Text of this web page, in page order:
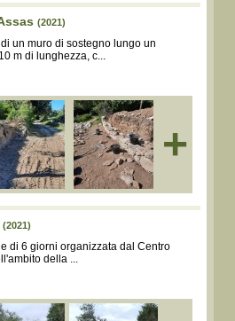
(2021)
un muro di sostegno lungo un
m di lunghezza, c...
+
(2021)
di 6 giorni organizzata dal Centro
della ...